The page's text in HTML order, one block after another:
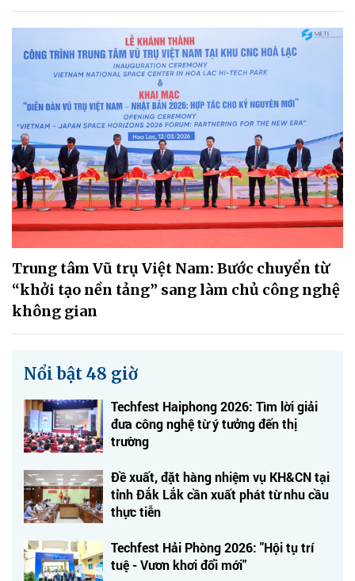
Trung tâm Vũ trụ Việt Nam: Bước chuyển từ
“khởi tạo nền tảng” sang làm chủ công nghệ
không gian
Nổi bật 48 giờ
Techfest Haiphong 2026: Tìm lời giải
đưa công nghệ từ ý tưởng đến thị
trường
Đề xuất, đặt hàng nhiệm vụ KH&CN tại
tỉnh Đắk Lắk cần xuất phát từ nhu cầu
thực tiễn
Techfest Hải Phòng 2026: "Hội tụ trí
tuệ - Vươn khơi đổi mới"